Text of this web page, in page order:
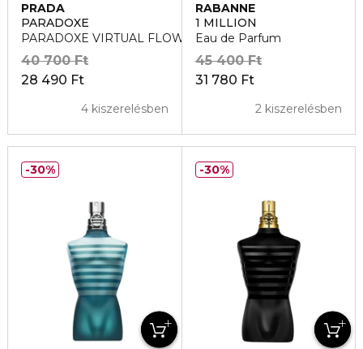
PRADA
PARADOXE
PARADOXE VIRTUAL FLOWER Eau de Parfum
28 490 Ft
40 700 Ft
4 kiszerelésben
RABANNE
1 MILLION
Eau de Parfum
31 780 Ft
45 400 Ft
2 kiszerelésben
30% 30%